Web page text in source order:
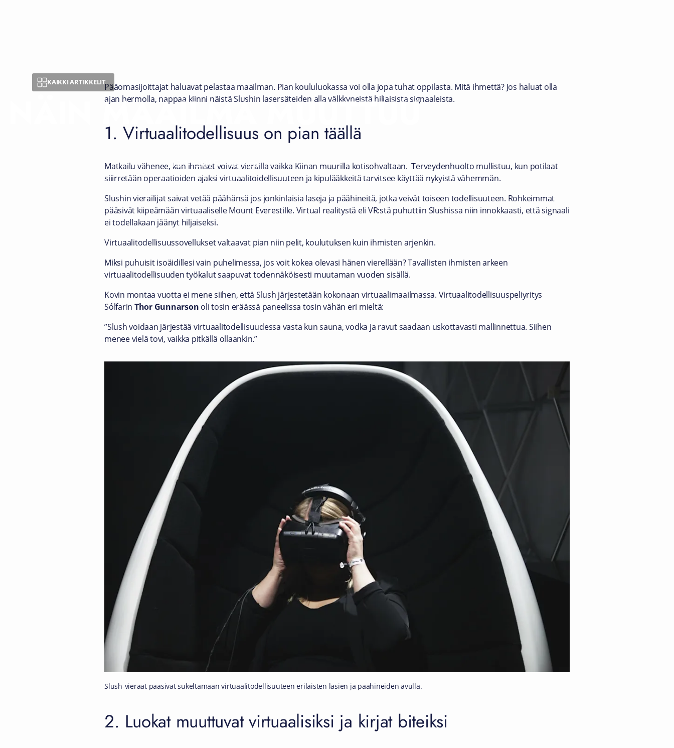
KAIKKI ARTIKKELIT
NÄIN MAAILMA MUUTTUU
13.11.2015- Yleinen
Pääomasijoittajat haluavat pelastaa maailman. Pian koululuokassa voi olla jopa tuhat oppilasta. Mitä ihmettä? Jos haluat olla
ajan hermolla, nappaa kiinni näistä Slushin lasersäteiden alla välkkyneistä hiljaisista signaaleista.
1. Virtuaalitodellisuus on pian täällä
Matkailu vähenee, kun ihmiset voivat vierailla vaikka Kiinan muurilla kotisohvaltaan. Terveydenhuolto mullistuu, kun potilaat
siiirretään operaatioiden ajaksi virtuaalitoidellisuuteen ja kipulääkkeitä tarvitsee käyttää nykyistä vähemmän.
Slushin vierailijat saivat vetää päähänsä jos jonkinlaisia laseja ja päähineitä, jotka veivät toiseen todellisuuteen. Rohkeimmat
pääsivät kiipeämään virtuaaliselle Mount Everestille. Virtual realitystä eli VR:stä puhuttiin Slushissa niin innokkaasti, että signaali
ei todellakaan jäänyt hiljaiseksi.
Virtuaalitodellisuussovellukset valtaavat pian niin pelit, koulutuksen kuin ihmisten arjenkin.
Miksi puhuisit isoäidillesi vain puhelimessa, jos voit kokea olevasi hänen vierellään? Tavallisten ihmisten arkeen
virtuaalitodellisuuden työkalut saapuvat todennäköisesti muutaman vuoden sisällä.
Kovin montaa vuotta ei mene siihen, että Slush järjestetään kokonaan virtuaalimaailmassa. Virtuaalitodellisuuspeliyritys
Sólfarin Thor Gunnarson oli tosin eräässä paneelissa tosin vähän eri mieltä:
”Slush voidaan järjestää virtuaalitodellisuudessa vasta kun sauna, vodka ja ravut saadaan uskottavasti mallinnettua. Siihen
menee vielä tovi, vaikka pitkällä ollaankin.”
Slush-vieraat pääsivät sukeltamaan virtuaalitodellisuuteen erilaisten lasien ja päähineiden avulla.
2. Luokat muuttuvat virtuaalisiksi ja kirjat biteiksi